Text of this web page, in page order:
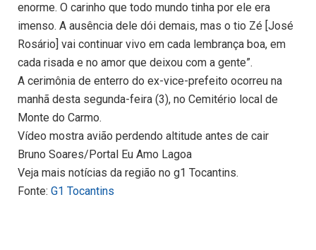
enorme. O carinho que todo mundo tinha por ele era
imenso. A ausência dele dói demais, mas o tio Zé [José
Rosário] vai continuar vivo em cada lembrança boa, em
cada risada e no amor que deixou com a gente”.
A cerimônia de enterro do ex-vice-prefeito ocorreu na
manhã desta segunda-feira (3), no Cemitério local de
Monte do Carmo.
Vídeo mostra avião perdendo altitude antes de cair
Bruno Soares/Portal Eu Amo Lagoa
Veja mais notícias da região no g1 Tocantins.
Fonte: G1 Tocantins